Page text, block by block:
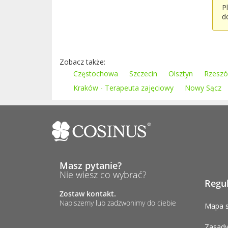
Zobacz także:
Częstochowa
Szczecin Olsztyn
Kraków - Terapeuta zajęciowy
Nowy Sącz
Masz pytanie?
Nie wiesz co wybrać?
Zostaw kontakt.
Napiszemy lub zadzwonimy do ciebie
Mapa